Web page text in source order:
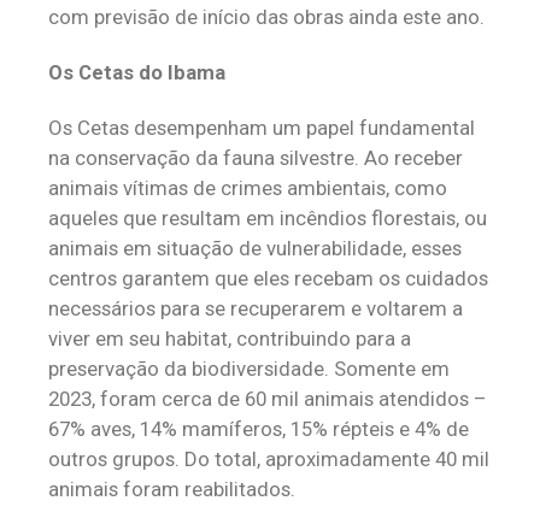
com previsão de início das obras ainda este ano.
Os Cetas do Ibama
Os Cetas desempenham um papel fundamental
na conservação da fauna silvestre. Ao receber
animais vítimas de crimes ambientais, como
aqueles que resultam em incêndios florestais, ou
animais em situação de vulnerabilidade, esses
centros garantem que eles recebam os cuidados
necessários para se recuperarem e voltarem a
viver em seu habitat, contribuindo para a
preservação da biodiversidade. Somente em
2023, foram cerca de 60 mil animais atendidos –
67% aves, 14% mamíferos, 15% répteis e 4% de
outros grupos. Do total, aproximadamente 40 mil
animais foram reabilitados.